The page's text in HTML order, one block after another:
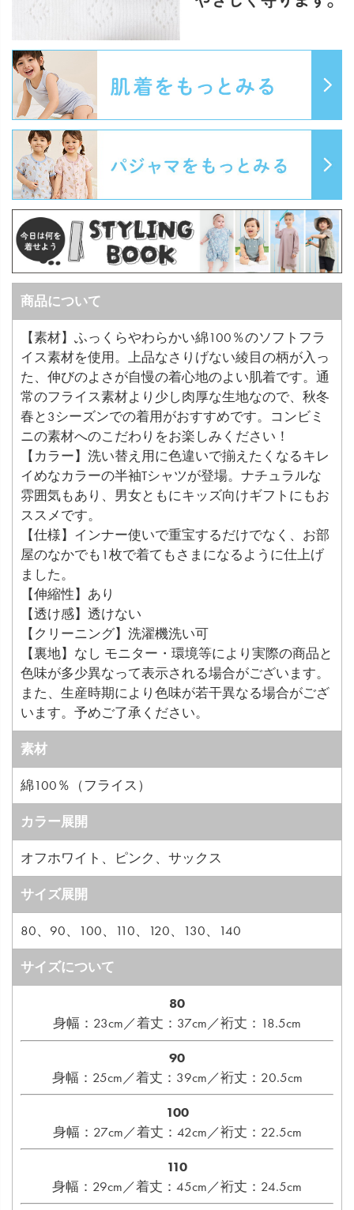
商品について
【素材】ふっくらやわらかい綿100％のソフトフラ
イス素材を使用。上品なさりげない綾目の柄が入っ
た、伸びのよさが自慢の着心地のよい肌着です。通
常のフライス素材より少し肉厚な生地なので、秋冬
春と3シーズンでの着用がおすすめです。コンビミ
ニの素材へのこだわりをお楽しみください！
【カラー】洗い替え用に色違いで揃えたくなるキレ
イめなカラーの半袖Tシャツが登場。ナチュラルな
雰囲気もあり、男女ともにキッズ向けギフトにもお
ススメです。
【仕様】インナー使いで重宝するだけでなく、お部
屋のなかでも1枚で着てもさまになるように仕上げ
ました。
【伸縮性】あり
【透け感】透けない
【クリーニング】洗濯機洗い可
【裏地】なし モニター・環境等により実際の商品と
色味が多少異なって表示される場合がございます。
また、生産時期により色味が若干異なる場合がござ
います。予めご了承ください。
素材
綿100％（フライス）
カラー展開
オフホワイト、ピンク、サックス
サイズ展開
80、90、100、110、120、130、140
サイズについて
80
身幅：23cm／着丈：37cm／裄丈：18.5cm
90
身幅：25cm／着丈：39cm／裄丈：20.5cm
100
身幅：27cm／着丈：42cm／裄丈：22.5cm
110
身幅：29cm／着丈：45cm／裄丈：24.5cm